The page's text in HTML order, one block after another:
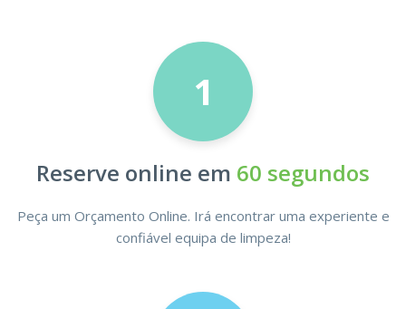
1
Reserve online em 60 segundos
Peça um Orçamento Online. Irá encontrar uma experiente e
confiável equipa de limpeza!